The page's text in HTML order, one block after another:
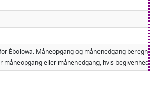
Ébolowa. Måneopgang og månenedgang
måneopgang eller månenedgang, hvis